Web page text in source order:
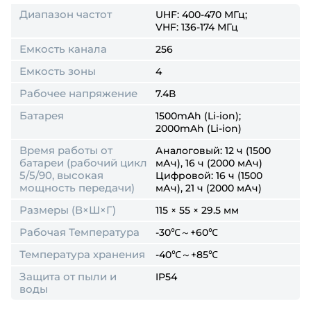
Диапазон частот
UHF: 400-470 МГц;
VHF: 136-174 МГц
Емкость канала 256
Емкость зоны 4
Рабочее напряжение 7.4В
Батарея
1500mAh (Li-ion);
2000mAh (Li-ion)
Время работы от
батареи (рабочий цикл
5/5/90, высокая
мощность передачи)
Аналоговый: 12 ч (1500
мАч), 16 ч (2000 мАч)
Цифровой: 16 ч (1500
мАч), 21 ч (2000 мАч)
Размеры (В×Ш×Г) 115 × 55 × 29.5 мм
Рабочая Температура -30℃～+60℃
Температура хранения -40℃～+85℃
Защита от пыли и
воды
IP54